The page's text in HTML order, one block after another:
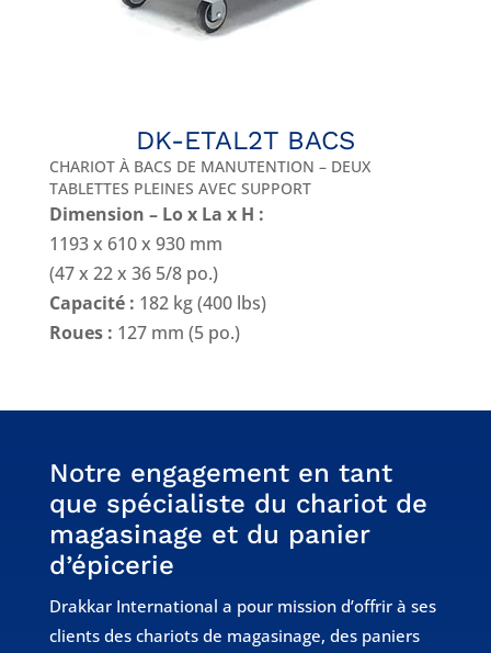
DK-ETAL2T BACS
CHARIOT À BACS DE MANUTENTION – DEUX
TABLETTES PLEINES AVEC SUPPORT
Dimension – Lo x La x H :
1193 x 610 x 930 mm
(47 x 22 x 36 5/8 po.)
Capacité : 182 kg (400 lbs)
Roues : 127 mm (5 po.)
Notre engagement en tant
que spécialiste du chariot de
magasinage et du panier
d’épicerie
Drakkar International a pour mission d’offrir à ses
clients des chariots de magasinage, des paniers